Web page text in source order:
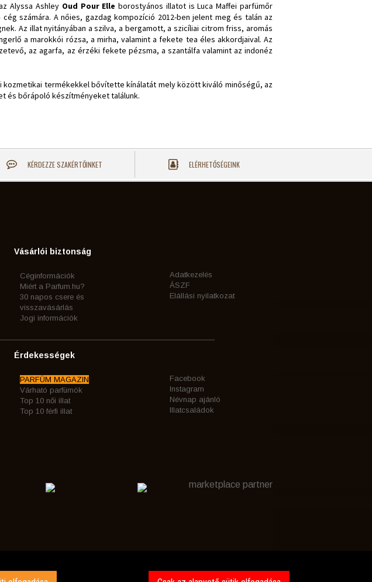
Alyssa Ashley Oud Pour Elle borostyános illatot is Luca Maffei parfümőr
számára. A nőies, gazdag kompozíció 2012-ben jelent meg és talán az
Az illat nyitányában a szilva, a bergamott, a szicíliai citrom friss, aromás
a marokkói rózsa, a mirha, valamint a fekete tea éles akkordjaival. Az
az agarfa, az érzéki fekete pézsma, a szantálfa valamint az indonéz
kozmetikai termékekkel bővítette kínálatát mely között kiváló minőségű, az
és bőrápoló készítményeket találunk.
KÉRDEZZE SZAKÉRTŐINKET ELÉRHETŐSÉGEINK
Vásárlói biztonság
Céginformációk
Miért a Parfum.hu?
30 napos csere és
visszavásárlás
Jogi információk
Adatkezelés
ÁSZF
Elállási nyilatkozat
Érdekességek
PARFÜM MAGAZIN
Várható parfümök
Top 10 női illat
Top 10 férfi illat
Facebook
Instagram
Névnap ajánló
Illatcsaládok
marketplace partner